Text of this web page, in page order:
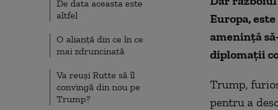
De data aceasta este
altfel
O alianță din ce în ce
mai zdruncinată
Va reuși Rutte să îl
convingă din nou pe
Trump?
Europa,
ameninţă
diplomaţii
Trump,
pentru a